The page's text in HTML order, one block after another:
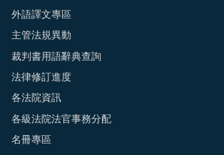
外語譯文專區
主管法規異動
裁判書用語辭典查詢
法律修訂進度
各法院資訊
各級法院法官事務分配
名冊專區